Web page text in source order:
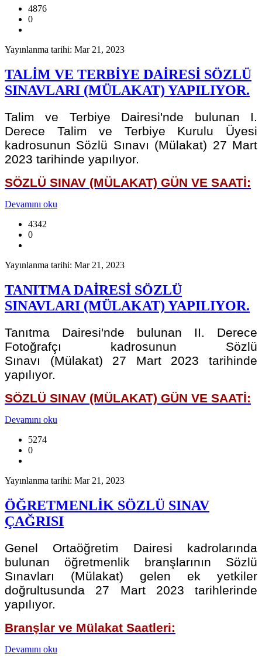
4876
0
Yayınlanma tarihi: Mar 21, 2023
TALİM VE TERBİYE DAİRESİ SÖZLÜ
SINAVLARI (MÜLAKAT) YAPILIYOR.
Talim ve Terbiye Dairesi'nde bulunan I.
Derece Talim ve Terbiye Kurulu Üyesi
kadrosunun Sözlü Sınavı (Mülakat) 27 Mart
2023 tarihinde yapılıyor.
SÖZLÜ SINAV (MÜLAKAT) GÜN VE SAATİ:
Devamını oku
4342
0
Yayınlanma tarihi: Mar 21, 2023
TANITMA DAİRESİ SÖZLÜ
SINAVLARI (MÜLAKAT) YAPILIYOR.
Tanıtma Dairesi'nde bulunan II. Derece
Fotoğrafçı kadrosunun Sözlü
Sınavı (Mülakat) 27 Mart 2023 tarihinde
yapılıyor.
SÖZLÜ SINAV (MÜLAKAT) GÜN VE SAATİ:
Devamını oku
5274
0
Yayınlanma tarihi: Mar 21, 2023
ÖĞRETMENLİK SÖZLÜ SINAV
ÇAĞRISI
Genel Ortaöğretim Dairesi kadrolarında
bulunan öğretmenlik branşlarının Sözlü
Sınavları (Mülakat) gelen ek yetkiler
doğrultusunda 27 Mart 2023 tarihlerinde
yapılıyor.
Branşlar ve Mülakat Saatleri:
Devamını oku